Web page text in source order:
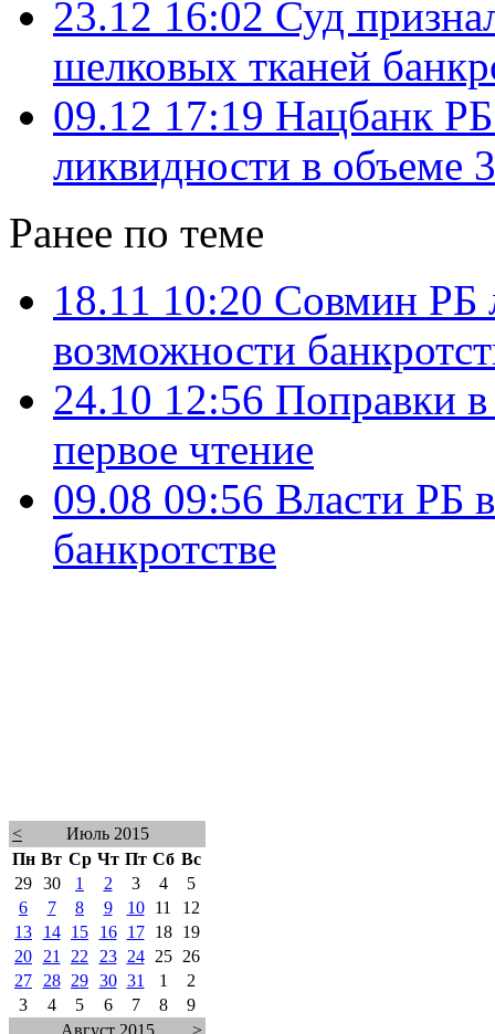
23.12 16:02 Суд
шелковых тканей
09.12 17:19 Нацбанк
ликвидности в объеме
Ранее по теме
18.11 10:20 Совмин РБ
возможности
24.10 12:56 Поправки в
первое чтение
09.08 09:56 Власти РБ
банкротстве
<
Июль 2015
Пн Вт Ср Чт Пт Сб Вс
29 30 1 2 3 4
5
6
7 8 9 10 11
12
13
14 15 16 17 18
19
20
21 22 23 24 25
26
27
28 29 30 31 1
2
3
4 5 6 7 8
9
Август 2015
>